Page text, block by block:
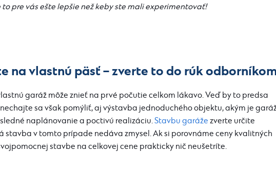
pre vás ešte lepšie než keby ste mali experimentovať!
na vlastnú päsť – zverte to do rúk
garáž môže znieť na prvé počutie celkom lákavo. Veď by to predsa
sa však pomýliť, aj výstavba jednoduchého objektu, akým je
naplánovanie a poctivú realizáciu.Stavbu garáže zverte určite
stavba v tomto prípade nedáva zmysel. Ak si porovnáme ceny kvalitných
stavbe na celkovej cene prakticky nič neušetríte.